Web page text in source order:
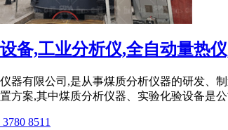
备,工业分析仪,全自动量热
器有限公司,是从事煤质分析仪器的研发、
方案,其中煤质分析仪器、实验化验设备是公
8511